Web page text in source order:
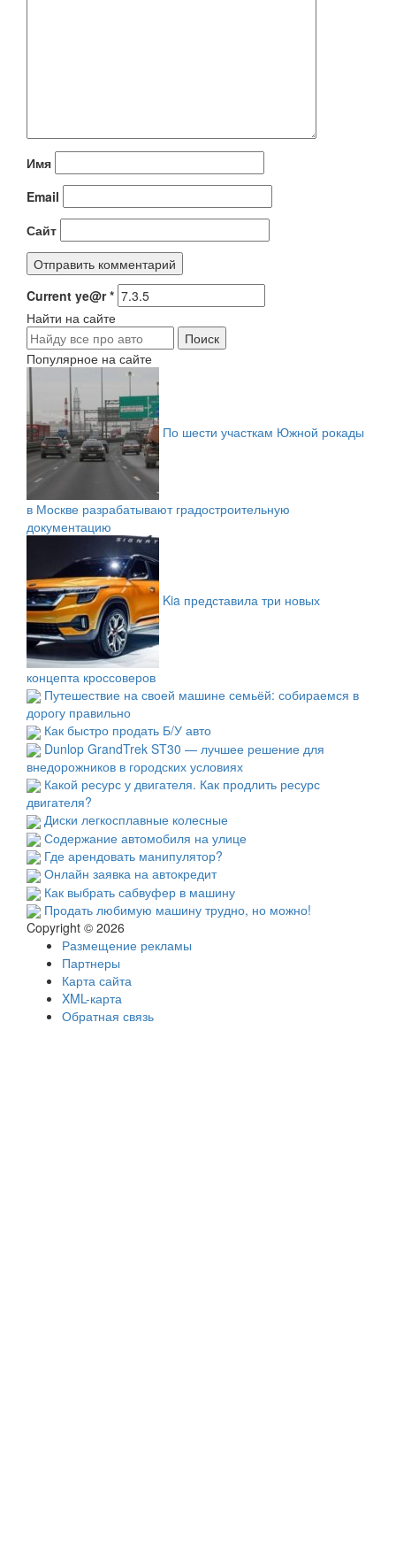
Имя
Email
Сайт
Current ye@r*
Найти на сайте
Популярное на сайте
По шести участкам Южной рокады
в Москве разрабатывают градостроительную
документацию
Kia представила три новых
концепта кроссоверов
Путешествие на своей машине семьёй: собираемся в
дорогу правильно
Как быстро продать Б/У авто
Dunlop GrandTrek ST30 — лучшее решение для
внедорожников в городских условиях
Какой ресурс у двигателя. Как продлить ресурс
двигателя?
Диски легкосплавные колесные
Содержание автомобиля на улице
Где арендовать манипулятор?
Онлайн заявка на автокредит
Как выбрать сабвуфер в машину
Продать любимую машину трудно, но можно!
Copyright © 2026
Размещение рекламы
Партнеры
Карта сайта
XML-карта
Обратная связь